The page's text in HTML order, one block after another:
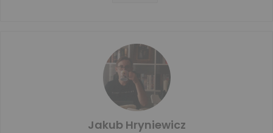
Jakub Hryniewicz